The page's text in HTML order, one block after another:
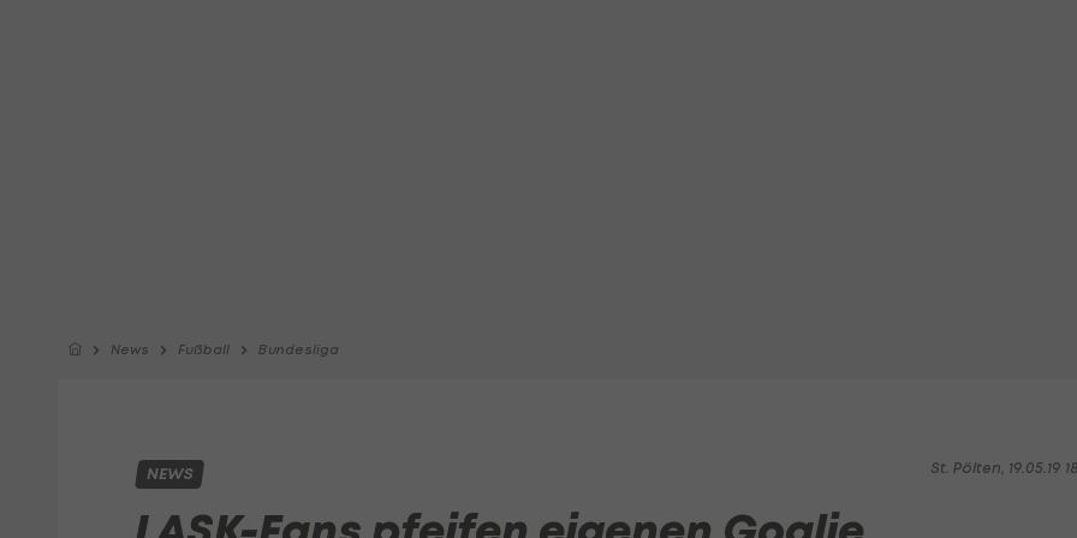
News Fußball Bundesliga
St. Pölten, 19.05.19
NEWS